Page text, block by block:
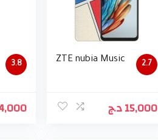
3.8 2.7
ZTE nubia Music
15,000د.ج